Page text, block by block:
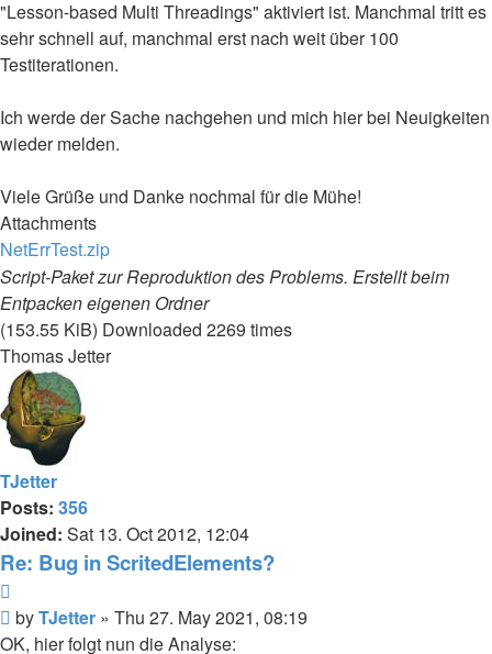
"Lesson-based Multi Threadings" aktiviert ist. Manchmal tritt es
sehr schnell auf, manchmal erst nach weit über 100
Testiterationen.
Ich werde der Sache nachgehen und mich hier bei Neuigkeiten
wieder melden.
Viele Grüße und Danke nochmal für die Mühe!
Attachments
NetErrTest.zip
Script-Paket zur Reproduktion des Problems. Erstellt beim
Entpacken eigenen Ordner
(153.55 KiB) Downloaded 2269 times
Thomas Jetter
TJetter
Posts: 356
Joined: Sat 13. Oct 2012, 12:04
Re: Bug in ScritedElements?
Post
byTJetter » Thu 27. May 2021, 08:19
OK, hier folgt nun die Analyse: